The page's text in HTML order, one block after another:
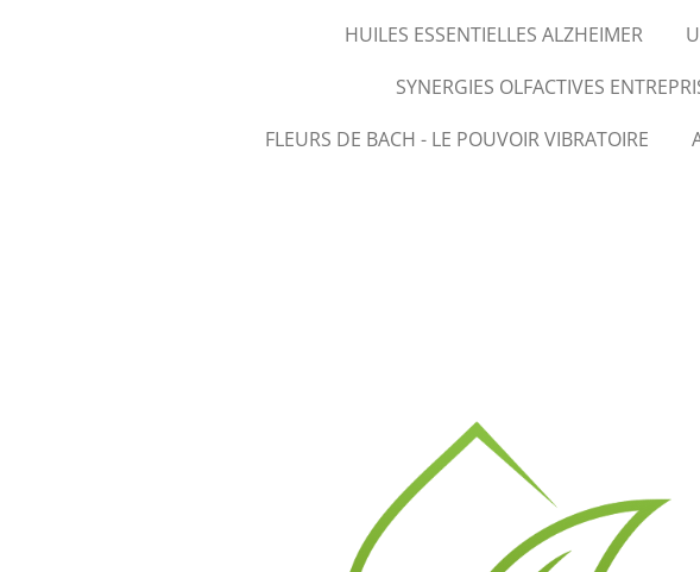
HUILES ESSENTIELLES ALZHEIMER
SYNERGIES OLFACTIVES
FLEURS DE BACH - LE POUVOIR VIBRATOIRE